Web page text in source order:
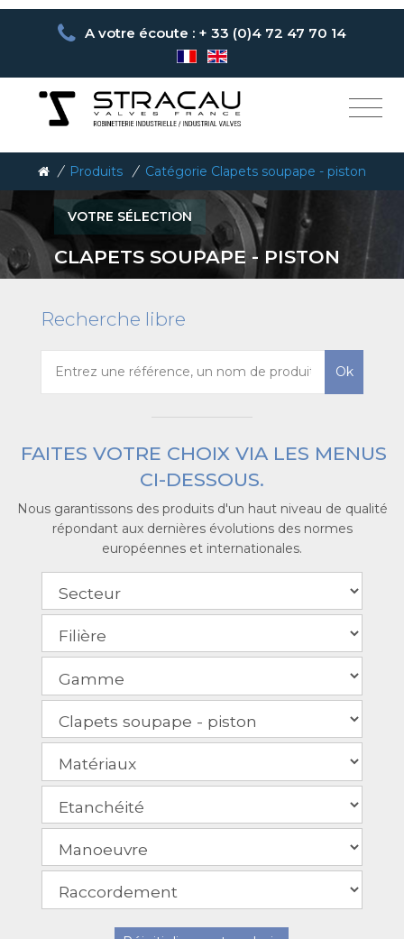
A votre écoute : + 33 (0)4 72 47 70 14
/ Produits / Catégorie Clapets soupape - piston
VOTRE SÉLECTION
CLAPETS SOUPAPE - PISTON
Recherche libre
Ok
FAITES VOTRE CHOIX VIA LES MENUS
CI-DESSOUS.
Nous garantissons des produits d'un haut niveau de qualité
répondant aux dernières évolutions des normes
européennes et internationales.